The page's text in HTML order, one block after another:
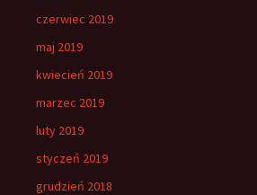
czerwiec 2019
maj 2019
kwiecień 2019
marzec 2019
luty 2019
styczeń 2019
grudzień 2018